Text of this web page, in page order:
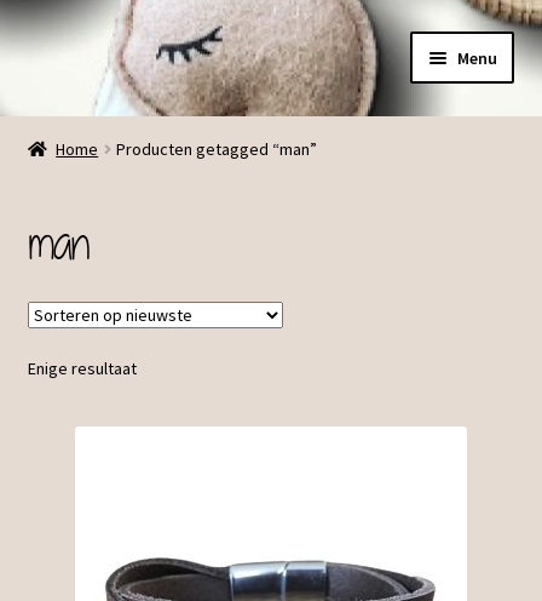
Ga
navigatie
Ga
de
inhoud
Menu
Menu
Home Producten getagged “man”
man
Enige resultaat